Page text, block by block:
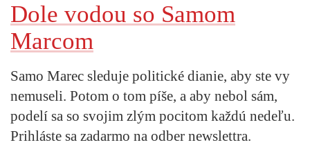
Dole vodou so Samom
Marcom
Samo Marec sleduje politické dianie, aby ste vy
nemuseli. Potom o tom píše, a aby nebol sám,
podelí sa so svojim zlým pocitom každú nedeľu.
Prihláste sa zadarmo na odber newslettra.